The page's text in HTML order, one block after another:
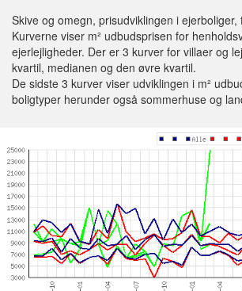
Skive og omegn, prisudviklingen i ejerboliger,
Kurverne viser m² udbudsprisen for
ejerlejligheder. Der er 3 kurver for villaer og
kvartil, medianen og den øvre kvartil.
De sidste 3 kurver viser udviklingen i m²
boligtyper herunder også sommerhuse og